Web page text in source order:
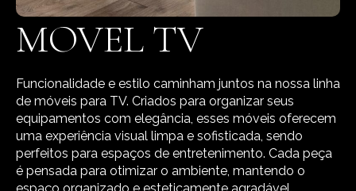
MOVEL TV
Funcionalidade e estilo caminham juntos na nossa linha
de móveis para TV. Criados para organizar seus
equipamentos com elegância, esses móveis oferecem
uma experiência visual limpa e sofisticada, sendo
perfeitos para espaços de entretenimento. Cada peça
é pensada para otimizar o ambiente, mantendo o